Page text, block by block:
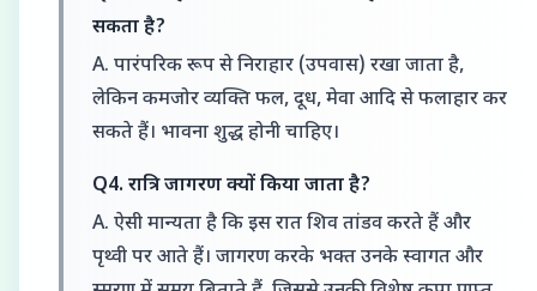
सकता है?
A. पारंपरिक रूप से निराहार (उपवास) रखा जाता है,
लेकिन कमजोर व्यक्ति फल, दूध, मेवा आदि से फलाहार कर
सकते हैं। भावना शुद्ध होनी चाहिए।
Q4. रात्रि जागरण क्यों किया जाता है?
A. ऐसी मान्यता है कि इस रात शिव तांडव करते हैं और
पृथ्वी पर आते हैं। जागरण करके भक्त उनके स्वागत और